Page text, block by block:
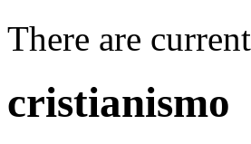
There are
cristianismo